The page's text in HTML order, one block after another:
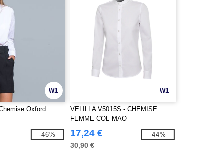
W1
Oxford
-46%
W1
VELILLA V5015S - CHEMISE
FEMME COL MAO
17,24 €
30,90 €
-44%